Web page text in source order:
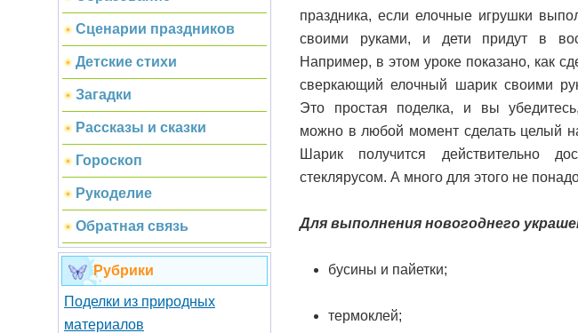
Сценарии праздников
Детские стихи
Загадки
Рассказы и сказки
Гороскоп
Рукоделие
Обратная связь
Рубрики
Поделки из природных
материалов
праздника, если елочные игрушки
своими руками, и дети придут в
Например, в этом уроке показано, как
сверкающий елочный шарик своими
Это простая поделка, и вы
можно в любой момент сделать целый
Шарик получится действительно
стеклярусом. А много для этого не
Для выполнения новогоднего
бусины и пайетки;
термоклей;